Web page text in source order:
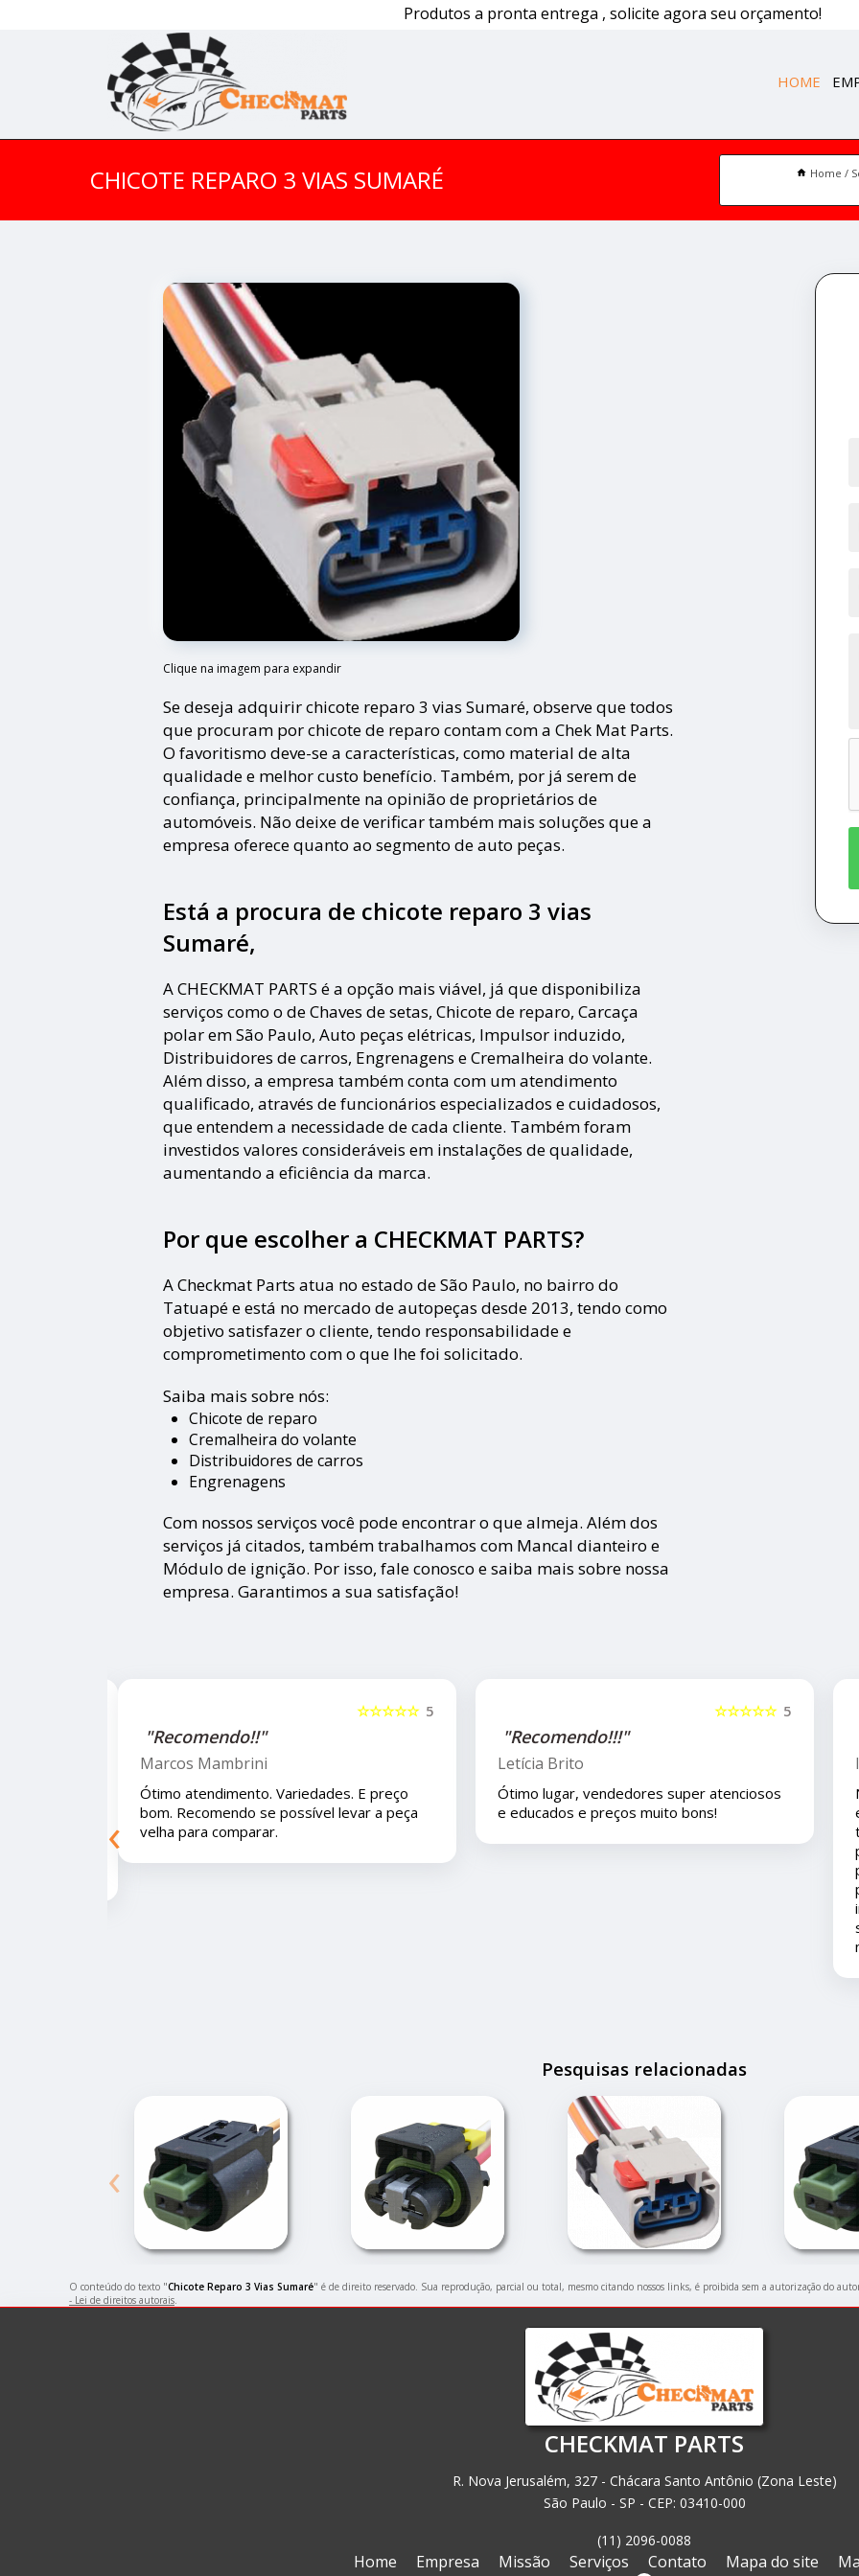
Produtos a pronta entrega , solicite agora seu orçamento!
HOME
CHICOTE REPARO 3 VIAS SUMARÉ Home
Clique na imagem para expandir
Se deseja adquirir chicote reparo 3 vias Sumaré, observe que todos
que procuram por chicote de reparo contam com a Chek Mat Parts.
O favoritismo deve-se a características, como material de alta
qualidade e melhor custo benefício. Também, por já serem de
confiança, principalmente na opinião de proprietários de
automóveis. Não deixe de verificar também mais soluções que a
empresa oferece quanto ao segmento de auto peças.
Está a procura de chicote reparo 3 vias
Sumaré,
A CHECKMAT PARTS é a opção mais viável, já que disponibiliza
serviços como o de Chaves de setas, Chicote de reparo, Carcaça
polar em São Paulo, Auto peças elétricas, Impulsor induzido,
Distribuidores de carros, Engrenagens e Cremalheira do volante.
Além disso, a empresa também conta com um atendimento
qualificado, através de funcionários especializados e cuidadosos,
que entendem a necessidade de cada cliente. Também foram
investidos valores consideráveis em instalações de qualidade,
aumentando a eficiência da marca.
Por que escolher a CHECKMAT PARTS?
A Checkmat Parts atua no estado de São Paulo, no bairro do
Tatuapé e está no mercado de autopeças desde 2013, tendo como
objetivo satisfazer o cliente, tendo responsabilidade e
comprometimento com o que lhe foi solicitado.
Saiba mais sobre nós:
Chicote de reparo
Cremalheira do volante
Distribuidores de carros
Engrenagens
Com nossos serviços você pode encontrar o que almeja. Além dos
serviços já citados, também trabalhamos com Mancal dianteiro e
Módulo de ignição. Por isso, fale conosco e saiba mais sobre nossa
empresa. Garantimos a sua satisfação!
E preço bom.
levar a peça velha para
"Recomendo!!!"
Letícia Brito
Ótimo lugar, vendedores super atenciosos
e educados e preços muito bons!
"Recomendo!!"
Isla Costa
Nos compramos uma peça para o carro
eles pelo mercado livre e viajamos pouco
tempo depois e em viagem esta peça
problema é eles nos deram todo o
pois ainda está em garantia ... agradeço
importante pois este problema apesar de
ser um pequeno transtorno não estragou
‹
Pesquisas relacionadas
‹
O conteúdo do texto "Chicote Reparo 3 Vias Sumaré" é de direito reservado. Sua reprodução, parcial ou total, mesmo citando nossos links, é proibida sem a autorização do
- Lei de direitos autorais.
CHECKMAT PARTS
R. Nova Jerusalém, 327 - Chácara Santo Antônio (Zona Leste)
São Paulo - SP - CEP: 03410-000
(11) 2096-0088
Home Empresa Missão Serviços Contato Mapa do site